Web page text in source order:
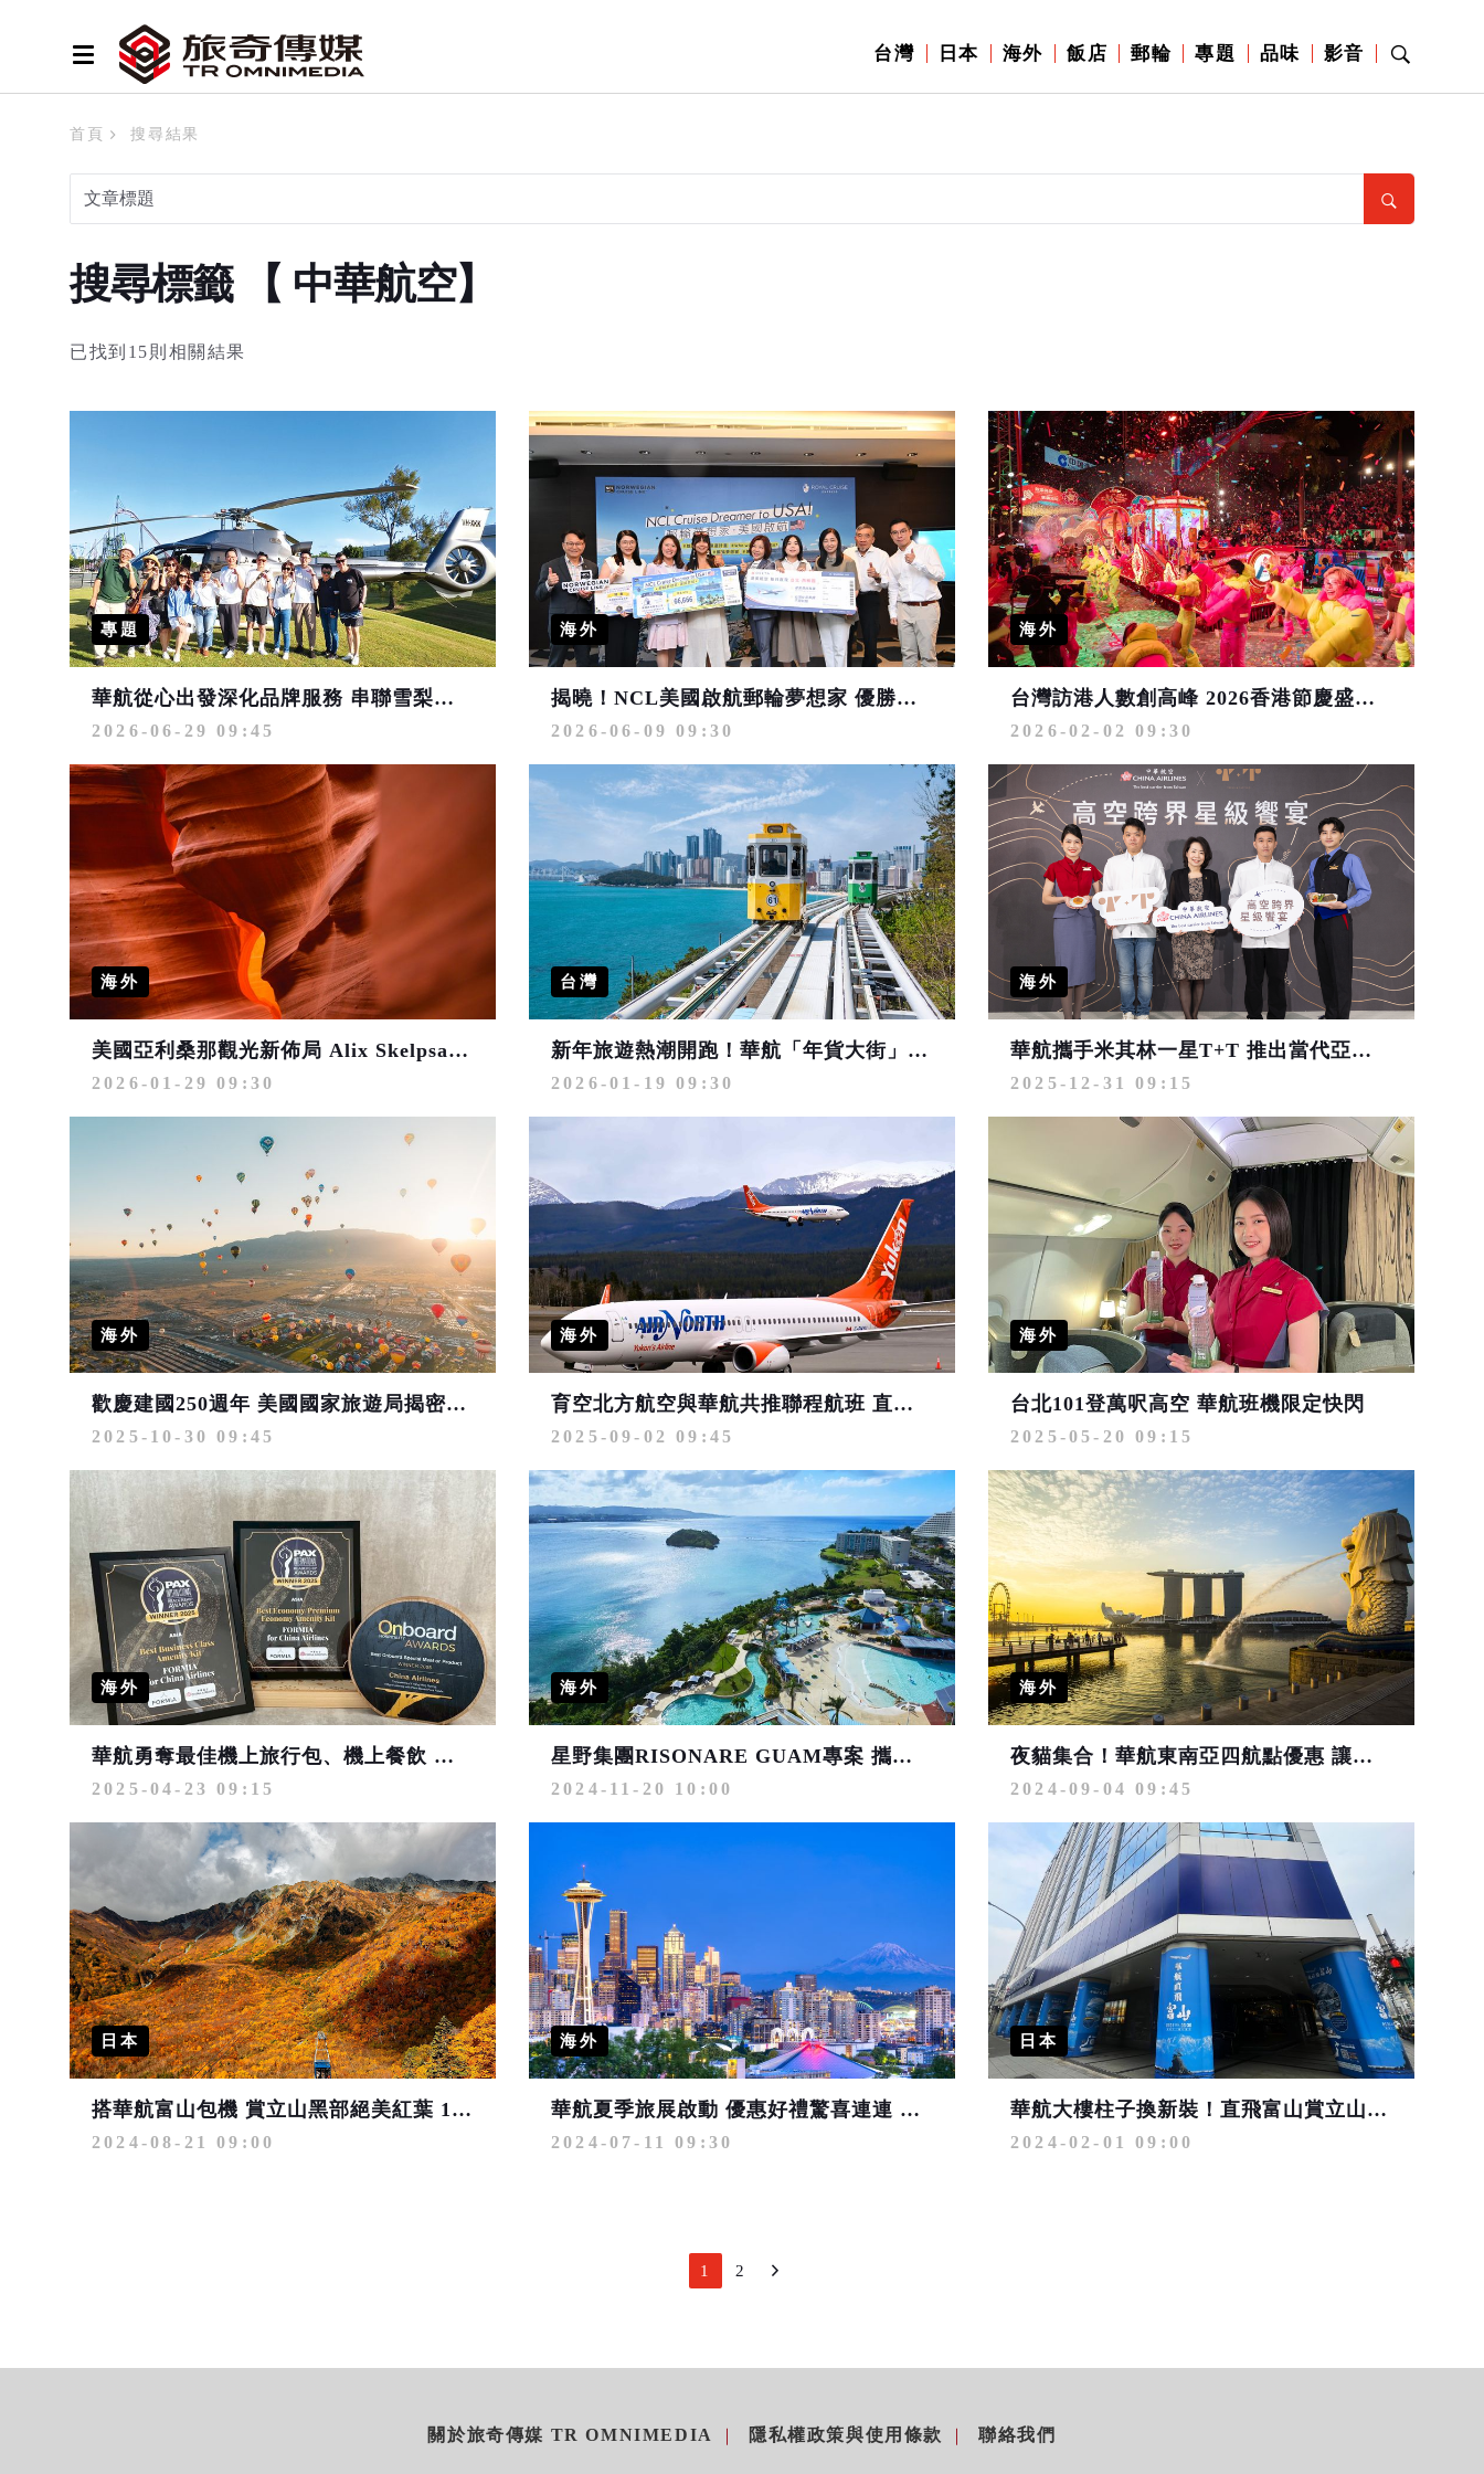
台灣 日本 海外 飯店 郵輪 專題 品味 影音
首頁 搜尋結果
搜尋標籤 【 中華航空】
已找到15則相關結果
專題
華航從心出發深化品牌服務 串聯雪梨、墨爾本、布里斯本3大澳洲航點優勢 掌握大洋洲市場上揚趨勢搶占商機
2026-06-29 09:45
海外
揭曉！NCL美國啟航郵輪夢想家 優勝者獨得美國郵輪＋達美航空機票＋旅遊金大獎
2026-06-09 09:30
海外
台灣訪港人數創高峰 2026香港節慶盛事不間斷 美食藝文體驗再進化
2026-02-02 09:30
海外
美國亞利桑那觀光新佈局 Alix Skelpsa Ridgway正式出任亞利桑那州旅遊局局長
2026-01-29 09:30
台灣
新年旅遊熱潮開跑！華航「年貨大街」精選航線78折起、分享春節回憶有機會獲得機票
2026-01-19 09:30
海外
華航攜手米其林一星T+T 推出當代亞洲風味高空饗宴
2025-12-31 09:15
海外
歡慶建國250週年 美國國家旅遊局揭密全新景點 華航、星宇航空直飛鳳凰城開啟旅遊新篇章
2025-10-30 09:45
海外
育空北方航空與華航共推聯程航班 直達極光與淘金勝地育空特區 還可銜接加拿大12航點
2025-09-02 09:45
海外
台北101登萬呎高空 華航班機限定快閃
2025-05-20 09:15
海外
華航勇奪最佳機上旅行包、機上餐飲 三項國際大獎
2025-04-23 09:15
海外
星野集團RISONARE GUAM專案 攜手華航打造關島奢華假期
2024-11-20 10:00
海外
夜貓集合！華航東南亞四航點優惠 讓你「夜飛夜省」
2024-09-04 09:45
日本
搭華航富山包機 賞立山黑部絕美紅葉 10/10起飛迎金秋
2024-08-21 09:00
海外
華航夏季旅展啟動 優惠好禮驚喜連連 一起飛向世界的美好
2024-07-11 09:30
日本
華航大樓柱子換新裝！直飛富山賞立山連峰
2024-02-01 09:00
1 2
關於旅奇傳媒 TR OMNIMEDIA 隱私權政策與使用條款 聯絡我們